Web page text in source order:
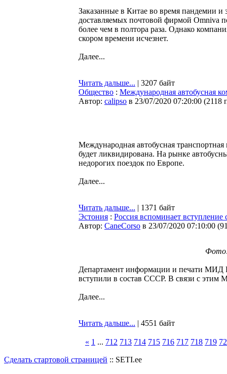
Заказанные в Китае во время пандемии
доставляемых почтовой фирмой Omniva
более чем в полтора раза. Однако
скором времени исчезнет.
Далее...
Читать дальше... | 3207 байт
Общество : Международная автобусная
Автор: calipso в 23/07/2020 07:20:00 (2118
Международная автобусная
будет ликвидирована. На рынке
недорогих поездок по Европе.
Далее...
Читать дальше... | 1371 байт
Эстония : Россия вспоминает
Автор: CaneCorso в 23/07/2020 07:10:00 (
Фото:
Департамент информации и печати МИД
вступили в состав СССР. В связи с
Далее...
Читать дальше... | 4551 байт
« 1 ... 712 713 714 715 716 717 718 719
Сделать стартовой страницей :: SETI.ee